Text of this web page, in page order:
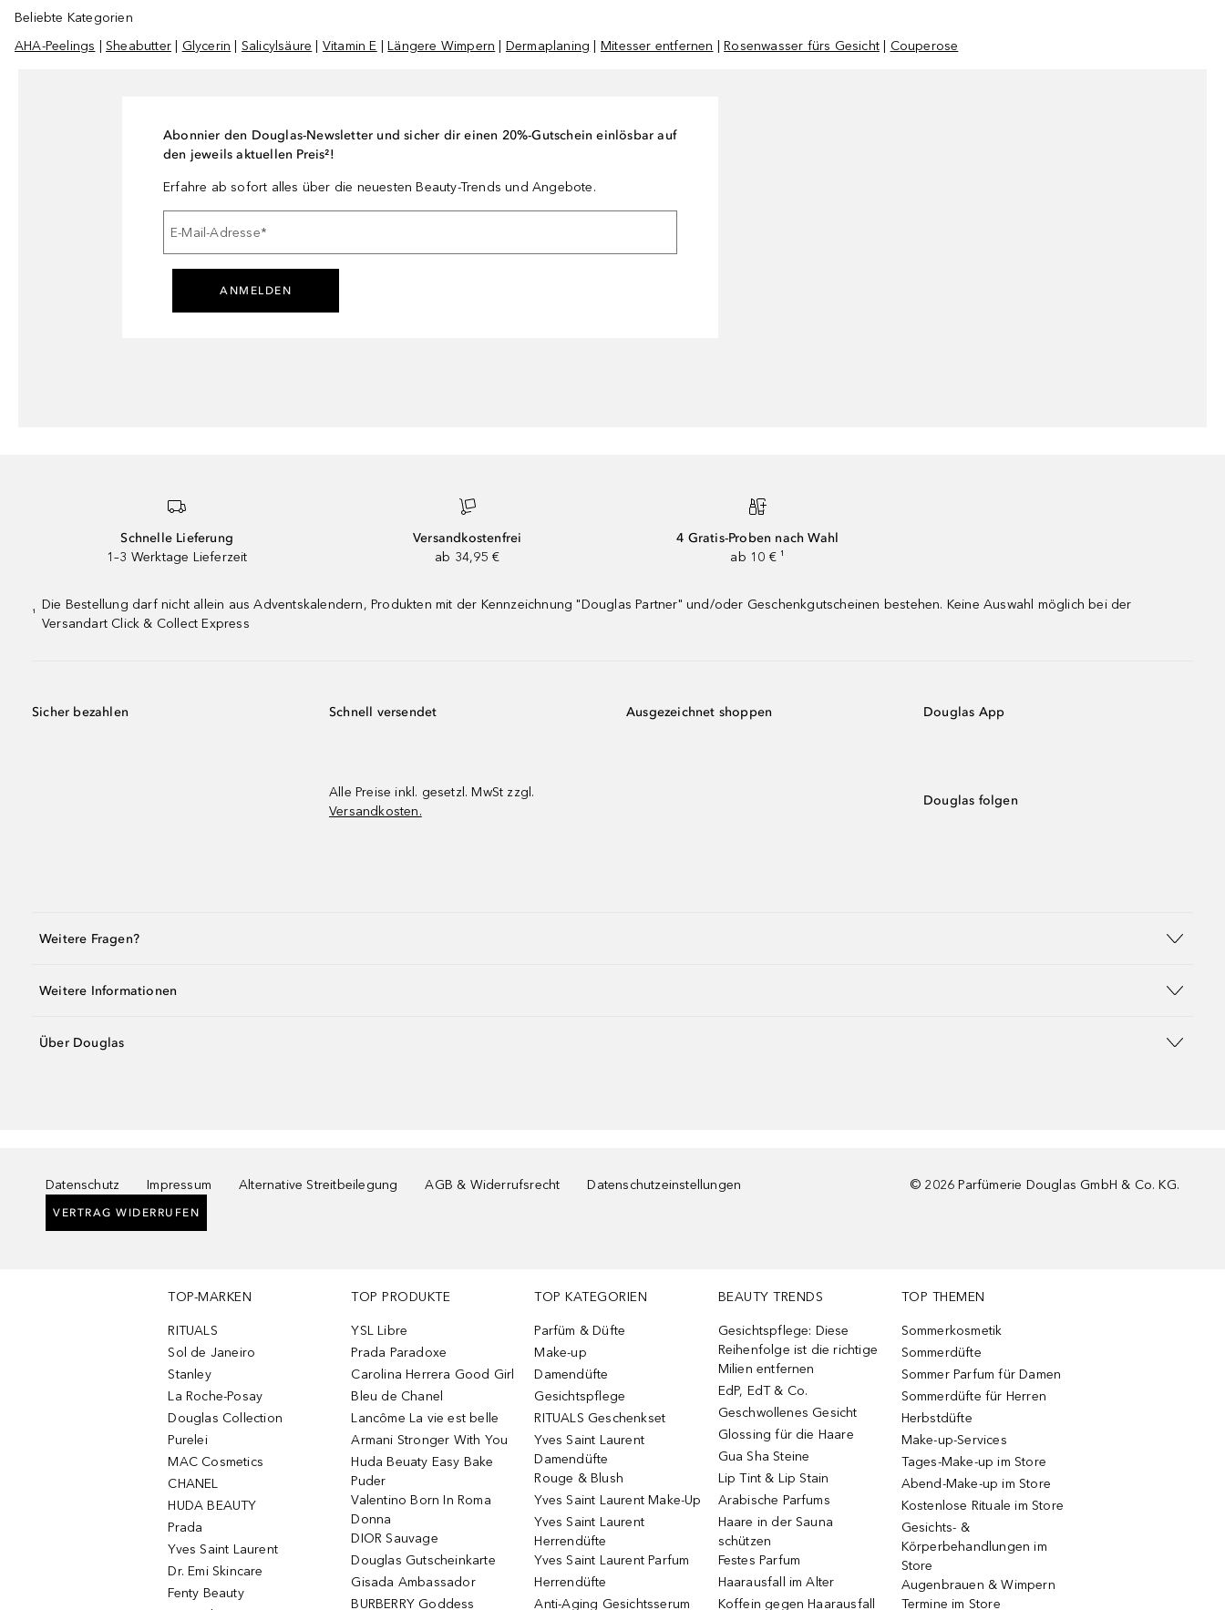
Beliebte Kategorien
AHA-Peelings |Sheabutter Glycerin Salicylsäure Vitamin E |Längere Wimpern Dermaplaning Mitesser entfernen |Rosenwasser fürs Gesicht| Couperose
Abonnier den Douglas-Newsletter und sicher dir einen 20%-Gutschein einlösbar auf
den jeweils aktuellen Preis²!
Erfahre ab sofort alles über die neuesten Beauty-Trends und Angebote.
E-Mail-Adresse*
ANMELDEN
Schnelle Lieferung
1–3 Werktage Lieferzeit
Versandkostenfrei
ab 34,95 €
4 Gratis-Proben nach Wahl
ab 10 € ¹
¹
Die Bestellung darf nicht allein aus Adventskalendern, Produkten mit der Kennzeichnung "Douglas Partner" und/oder Geschenkgutscheinen bestehen. Keine Auswahl möglich bei der
Versandart Click & Collect Express
Sicher bezahlen Schnell versendet
Alle Preise inkl. gesetzl. MwSt zzgl.
Versandkosten.
Ausgezeichnet shoppen Douglas App
Douglas folgen
Weitere Fragen?
Weitere Informationen
Über Douglas
Datenschutz Impressum Alternative Streitbeilegung AGB & Widerrufsrecht Datenschutzeinstellungen
VERTRAG WIDERRUFEN
© 2026 Parfümerie Douglas GmbH & Co. KG.
TOP-MARKEN
RITUALS
Sol de Janeiro
Stanley
La Roche-Posay
Douglas Collection
Purelei
MAC Cosmetics
CHANEL
HUDA BEAUTY
Prada
Yves Saint Laurent
Dr. Emi Skincare
Fenty Beauty
TOP PRODUKTE
YSL Libre
Prada Paradoxe
Carolina Herrera Good Girl
Bleu de Chanel
Lancôme La vie est belle
Armani Stronger With You
Huda Beuaty Easy Bake
Puder
Valentino Born In Roma
Donna
DIOR Sauvage
Douglas Gutscheinkarte
Gisada Ambassador
BURBERRY Goddess
TOP KATEGORIEN
Parfüm & Düfte
Make-up
Damendüfte
Gesichtspflege
RITUALS Geschenkset
Yves Saint Laurent
Damendüfte
Rouge & Blush
Yves Saint Laurent Make-Up
Yves Saint Laurent
Herrendüfte
Yves Saint Laurent Parfum
Herrendüfte
Anti-Aging Gesichtsserum
BEAUTY TRENDS
Gesichtspflege: Diese
Reihenfolge ist die richtige
Milien entfernen
EdP, EdT & Co.
Geschwollenes Gesicht
Glossing für die Haare
Gua Sha Steine
Lip Tint & Lip Stain
Arabische Parfums
Haare in der Sauna
schützen
Festes Parfum
Haarausfall im Alter
Koffein gegen Haarausfall
TOP THEMEN
Sommerkosmetik
Sommerdüfte
Sommer Parfum für Damen
Sommerdüfte für Herren
Herbstdüfte
Make-up-Services
Tages-Make-up im Store
Abend-Make-up im Store
Kostenlose Rituale im Store
Gesichts- &
Körperbehandlungen im
Store
Augenbrauen & Wimpern
Termine im Store